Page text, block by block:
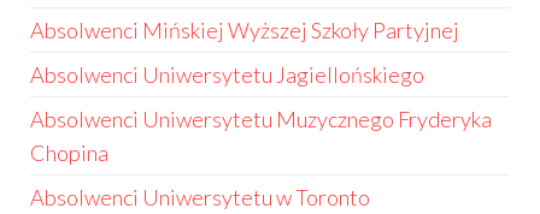
Absolwenci Mińskiej Wyższej Szkoły Partyjnej
Absolwenci Uniwersytetu Jagiellońskiego
Absolwenci Uniwersytetu Muzycznego Fryderyka
Chopina
Absolwenci Uniwersytetu w Toronto